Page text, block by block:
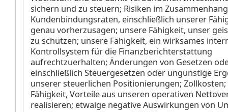
sichern und zu steuern; Risiken im
Kundenbindungsraten, einschließlich unserer
genau vorherzusagen; unsere Fähigkeit, unser
zu schützen; unsere Fähigkeit, ein wirksames
Kontrollsystem für die Finanzberichterstattung
aufrechtzuerhalten; Änderungen von Gesetzen
einschließlich Steuergesetzen oder ungünstige
unserer steuerlichen Positionierungen;
Fähigkeit, Vorteile aus unseren operativen
realisieren; etwaige negative Auswirkungen von